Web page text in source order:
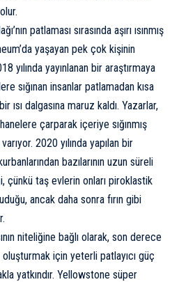
patlaması sırasında aşırı ısınmış
yaşayan pek çok kişinin
yılında yayınlanan bir araştırmaya
sığınan insanlar patlamadan kısa
ısı dalgasına maruz kaldı. Yazarlar,
çarparak içeriye sığınmış
2020 yılında yapılan bir
bazılarının uzun süreli
çünkü taş evlerin onları piroklastik
ancak daha sonra fırın gibi
niteliğine bağlı olarak, son derece
için yeterli patlayıcı güç
yatkındır. Yellowstone süper